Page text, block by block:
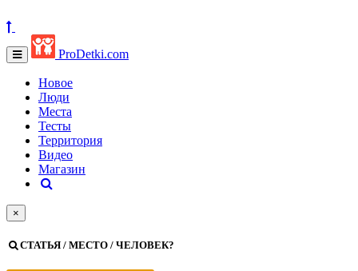
ProDetki.com
Новое
Люди
Места
Тесты
Территория
Видео
Магазин
×
СТАТЬЯ / МЕСТО / ЧЕЛОВЕК?